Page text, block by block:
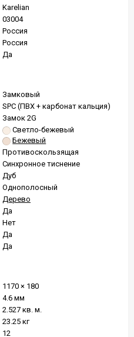
Karelian
03004
Россия
Россия
Да
Замковый
SPC (ПВХ + карбонат кальция)
Замок 2G
Светло-бежевый
Бежевый
Противоскользящая
Синхронное тиснение
Дуб
Однополосный
Дерево
Да
Нет
Да
Да
1170 × 180
4.6 мм
2.527 кв. м.
23.25 кг
12